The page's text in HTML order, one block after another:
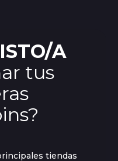
A
tus
tiendas